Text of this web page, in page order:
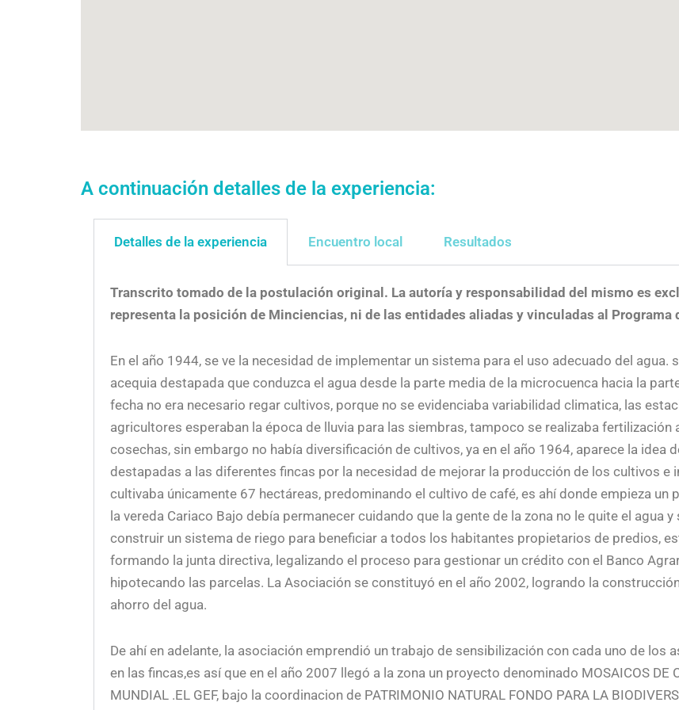
A continuación detalles de la experiencia:
Detalles de la experiencia Encuentro local Resultados
Transcrito tomado de la postulación original. La autoría y responsabilidad del mismo es
representa la posición de Minciencias, ni de las entidades aliadas y vinculadas al Programa
En el año 1944, se ve la necesidad de implementar un sistema para el uso adecuado del agua.
acequia destapada que conduzca el agua desde la parte media de la microcuenca hacia la
fecha no era necesario regar cultivos, porque no se evidenciaba variabilidad climatica, las
agricultores esperaban la época de lluvia para las siembras, tampoco se realizaba fertilización
cosechas, sin embargo no había diversificación de cultivos, ya en el año 1964, aparece la idea
destapadas a las diferentes fincas por la necesidad de mejorar la producción de los cultivos e
cultivaba únicamente 67 hectáreas, predominando el cultivo de café, es ahí donde empieza un
la vereda Cariaco Bajo debía permanecer cuidando que la gente de la zona no le quite el agua
construir un sistema de riego para beneficiar a todos los habitantes propietarios de predios,
formando la junta directiva, legalizando el proceso para gestionar un crédito con el Banco
hipotecando las parcelas. La Asociación se constituyó en el año 2002, logrando la
ahorro del agua.
De ahí en adelante, la asociación emprendió un trabajo de sensibilización con cada uno de los
en las fincas,es así que en el año 2007 llegó a la zona un proyecto denominado MOSAICOS DE
MUNDIAL .EL GEF, bajo la coordinacion de PATRIMONIO NATURAL FONDO PARA LA